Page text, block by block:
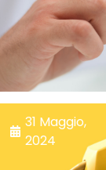
31 Maggio,
2024